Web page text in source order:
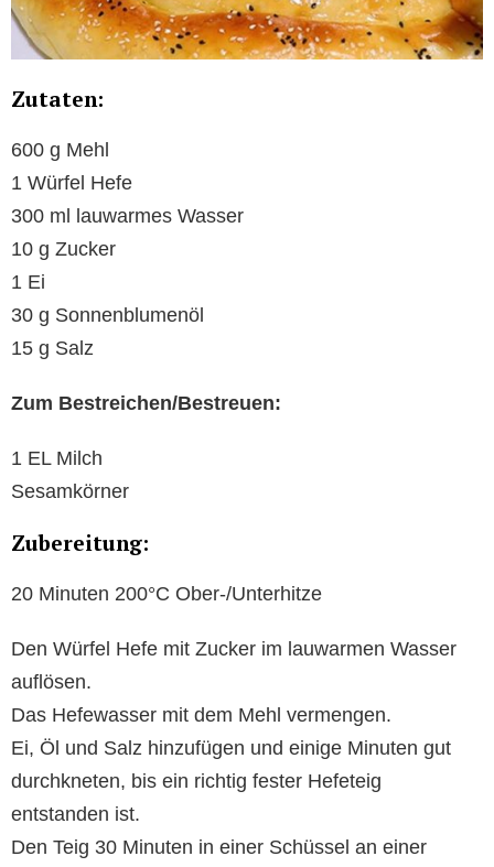
Zutaten:
600 g Mehl
1 Würfel Hefe
300 ml lauwarmes Wasser
10 g Zucker
1 Ei
30 g Sonnenblumenöl
15 g Salz
Zum Bestreichen/Bestreuen:
1 EL Milch
Sesamkörner
Zubereitung:
20 Minuten 200°C Ober-/Unterhitze
Den Würfel Hefe mit Zucker im lauwarmen Wasser
auflösen.
Das Hefewasser mit dem Mehl vermengen.
Ei, Öl und Salz hinzufügen und einige Minuten gut
durchkneten, bis ein richtig fester Hefeteig
entstanden ist.
Den Teig 30 Minuten in einer Schüssel an einer